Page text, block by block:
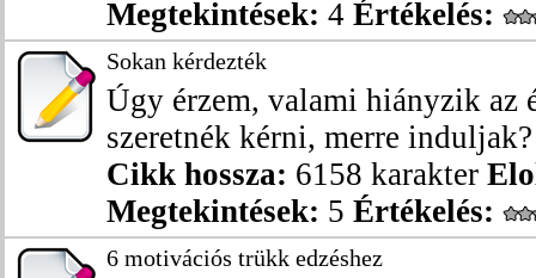
Megtekintések: 4 Értékelés:
Sokan kérdezték
Úgy érzem, valami hiányzik az
szeretnék kérni, merre
Cikk hossza: 6158 karakter
Megtekintések: 5 Értékelés:
6 motivációs trükk edzéshez